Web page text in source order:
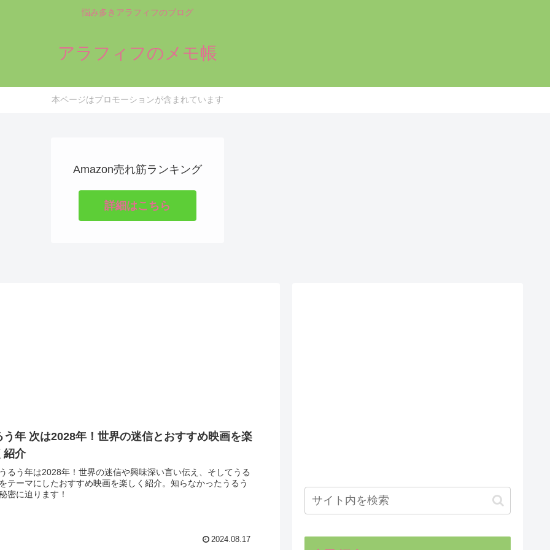
悩み多きアラフィフのブログ
アラフィフのメモ帳
本ページはプロモーションが含まれています
Amazon売れ筋ランキング
詳細はこちら
う年 次は2028年！世界の迷信とおすすめ映画を楽
紹介
るう年は2028年！世界の迷信や興味深い言い伝え、そしてうる
テーマにしたおすすめ映画を楽しく紹介。知らなかったうるう
密に迫ります！
2024.08.17